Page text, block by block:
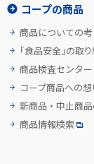
コープの商品
商品についての
「食品安全」の取
商品検査センター
コープ商品への想
新商品・中止商
商品情報検索